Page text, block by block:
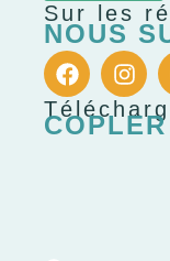
Sur les
NOUS